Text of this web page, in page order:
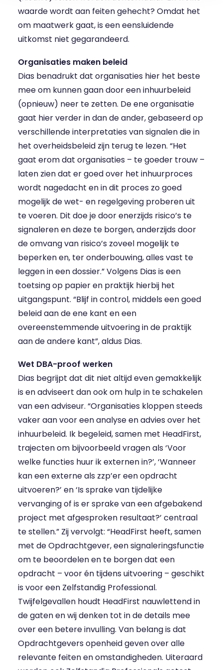
waarde wordt aan feiten gehecht? Omdat het
om maatwerk gaat, is een eensluidende
uitkomst niet gegarandeerd.
Organisaties maken beleid
Dias benadrukt dat organisaties hier het beste
mee om kunnen gaan door een inhuurbeleid
(opnieuw) neer te zetten. De ene organisatie
gaat hier verder in dan de ander, gebaseerd op
verschillende interpretaties van signalen die in
het overheidsbeleid zijn terug te lezen. “Het
gaat erom dat organisaties – te goeder trouw –
laten zien dat er goed over het inhuurproces
wordt nagedacht en in dit proces zo goed
mogelijk de wet- en regelgeving proberen uit
te voeren. Dit doe je door enerzijds risico’s te
signaleren en deze te borgen, anderzijds door
de omvang van risico’s zoveel mogelijk te
beperken en, ter onderbouwing, alles vast te
leggen in een dossier.” Volgens Dias is een
toetsing op papier en praktijk hierbij het
uitgangspunt. “Blijf in control, middels een goed
beleid aan de ene kant en een
overeenstemmende uitvoering in de praktijk
aan de andere kant”, aldus Dias.
Wet DBA-proof werken
Dias begrijpt dat dit niet altijd even gemakkelijk
is en adviseert dan ook om hulp in te schakelen
van een adviseur. “Organisaties kloppen steeds
vaker aan voor een analyse en advies over het
inhuurbeleid. Ik begeleid, samen met HeadFirst,
trajecten om bijvoorbeeld vragen als ‘Voor
welke functies huur ik externen in?’, ‘Wanneer
kan een externe als zzp’er een opdracht
uitvoeren?’ en ‘Is sprake van tijdelijke
vervanging of is er sprake van een afgebakend
project met afgesproken resultaat?’ centraal
te stellen.” Zij vervolgt: “HeadFirst heeft, samen
met de Opdrachtgever, een signaleringsfunctie
om te beoordelen en te borgen dat een
opdracht – voor én tijdens uitvoering – geschikt
is voor een Zelfstandig Professional.
Twijfelgevallen houdt HeadFirst nauwlettend in
de gaten en wij denken tot in de details mee
over een betere invulling. Van belang is dat
Opdrachtgevers openheid geven over alle
relevante feiten en omstandigheden. Uiteraard